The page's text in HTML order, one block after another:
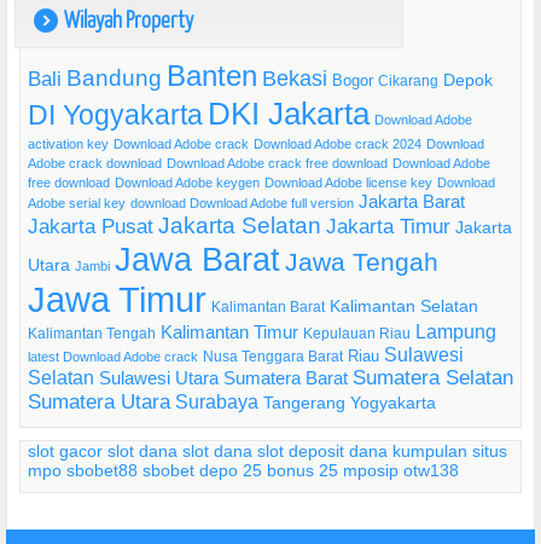
) Wilayah Property
Bali Bandung Banten Bekasi Bogor Cikarang Depok
DI Yogyakarta DKI Jakarta Download Adobe
activation key Download Adobe crack Download Adobe crack 2024 Download
Adobe crack download Download Adobe crack free download Download Adobe
free download Download Adobe keygen Download Adobe license key Download
Adobe serial key download Download Adobe full version Jakarta Barat
Jakarta Pusat Jakarta Selatan Jakarta Timur Jakarta
Utara Jambi Jawa BaratJawa Tengah
Jawa Timur Kalimantan Barat Kalimantan Selatan
Kalimantan Tengah Kalimantan Timur Kepulauan Riau Lampung
latest Download Adobe crack Nusa Tenggara Barat Riau Sulawesi
Selatan Sulawesi Utara Sumatera Barat Sumatera Selatan
Sumatera Utara Surabaya Tangerang Yogyakarta
slot gacor slot dana slot dana slot deposit dana kumpulan situs
mpo sbobet88 sbobet depo 25 bonus 25 mposip otw138